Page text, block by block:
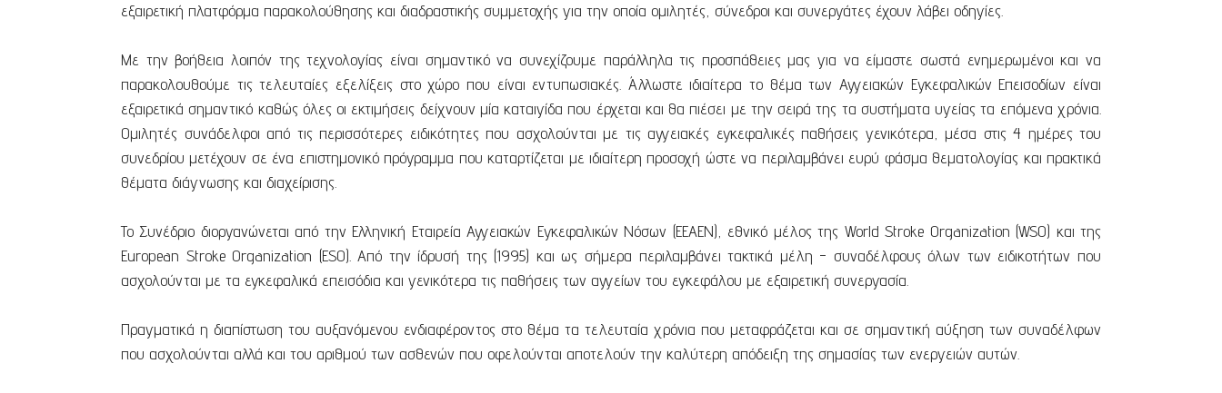
εξαιρετική πλατφόρμα παρακολούθησης και διαδραστικής συμμετοχής για την οποία ομιλητές, σύνεδροι και συνεργάτες έχουν λάβει οδηγίες.
Με την βοήθεια λοιπόν της τεχνολογίας είναι σημαντικό να συνεχίζουμε παράλληλα τις προσπάθειες μας για να είμαστε σωστά ενημερωμένοι και να
παρακολουθούμε τις τελευταίες εξελίξεις στο χώρο που είναι εντυπωσιακές. Άλλωστε ιδιαίτερα το θέμα των Αγγειακών Εγκεφαλικών Επεισοδίων είναι
εξαιρετικά σημαντικό καθώς όλες οι εκτιμήσεις δείχνουν μία καταιγίδα που έρχεται και θα πιέσει με την σειρά της τα συστήματα υγείας τα επόμενα χρόνια.
Ομιλητές συνάδελφοι από τις περισσότερες ειδικότητες που ασχολούνται με τις αγγειακές εγκεφαλικές παθήσεις γενικότερα, μέσα στις 4 ημέρες του
συνεδρίου μετέχουν σε ένα επιστημονικό πρόγραμμα που καταρτίζεται με ιδιαίτερη προσοχή ώστε να περιλαμβάνει ευρύ φάσμα θεματολογίας και πρακτικά
θέματα διάγνωσης και διαχείρισης.
Το Συνέδριο διοργανώνεται από την Ελληνική Εταιρεία Αγγειακών Εγκεφαλικών Νόσων (ΕΕΑΕΝ), εθνικό μέλος της World Stroke Organization (WSO) και της
European Stroke Organization (ESO). Από την ίδρυσή της (1995) και ως σήμερα περιλαμβάνει τακτικά μέλη - συναδέλφους όλων των ειδικοτήτων που
ασχολούνται με τα εγκεφαλικά επεισόδια και γενικότερα τις παθήσεις των αγγείων του εγκεφάλου με εξαιρετική συνεργασία.
Πραγματικά η διαπίστωση του αυξανόμενου ενδιαφέροντος στο θέμα τα τελευταία χρόνια που μεταφράζεται και σε σημαντική αύξηση των συναδέλφων
που ασχολούνται αλλά και του αριθμού των ασθενών που οφελούνται αποτελούν την καλύτερη απόδειξη της σημασίας των ενεργειών αυτών.